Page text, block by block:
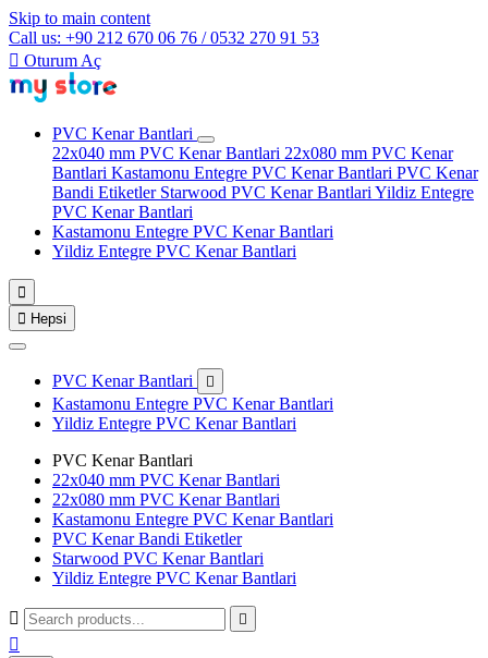
Skip to main content
Call us: +90 212 670 06 76 / 0532 270 91 53
 Oturum Aç
PVC Kenar Bantlari
22x040 mm PVC Kenar Bantlari 22x080 mm PVC Kenar
Bantlari Kastamonu Entegre PVC Kenar Bantlari PVC Kenar
Bandi Etiketler Starwood PVC Kenar Bantlari Yildiz Entegre
PVC Kenar Bantlari
Kastamonu Entegre PVC Kenar Bantlari
Yildiz Entegre PVC Kenar Bantlari

 Hepsi
PVC Kenar Bantlari 
Kastamonu Entegre PVC Kenar Bantlari
Yildiz Entegre PVC Kenar Bantlari
PVC Kenar Bantlari
22x040 mm PVC Kenar Bantlari
22x080 mm PVC Kenar Bantlari
Kastamonu Entegre PVC Kenar Bantlari
PVC Kenar Bandi Etiketler
Starwood PVC Kenar Bantlari
Yildiz Entegre PVC Kenar Bantlari
 
